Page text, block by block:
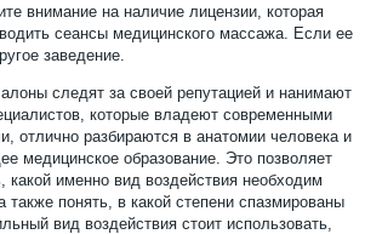
внимание на наличие лицензии, которая
сеансы медицинского массажа. Если ее
заведение.
следят за своей репутацией и нанимают
которые владеют современными
отлично разбираются в анатомии человека и
медицинское образование. Это позволяет
какой именно вид воздействия необходим
также понять, в какой степени спазмированы
вид воздействия стоит использовать,